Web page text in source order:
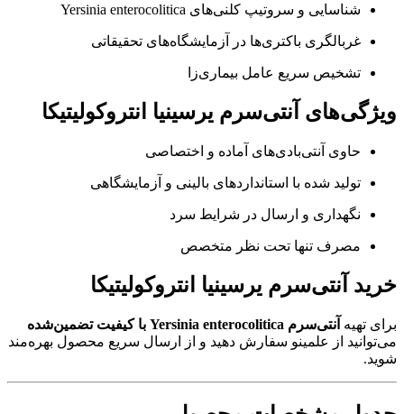
شناسایی و سروتیپ کلنی‌های Yersinia enterocolitica
غربالگری باکتری‌ها در آزمایشگاه‌های تحقیقاتی
تشخیص سریع عامل بیماری‌زا
ویژگی‌های آنتی‌سرم یرسینیا انتروکولیتیکا
حاوی آنتی‌بادی‌های آماده و اختصاصی
تولید شده با استانداردهای بالینی و آزمایشگاهی
نگهداری و ارسال در شرایط سرد
مصرف تنها تحت نظر متخصص
خرید آنتی‌سرم یرسینیا انتروکولیتیکا
برای تهیه آنتی‌سرم Yersinia enterocolitica با کیفیت تضمین‌شده
می‌توانید از علمینو سفارش دهید و از ارسال سریع محصول بهره‌مند
شوید.